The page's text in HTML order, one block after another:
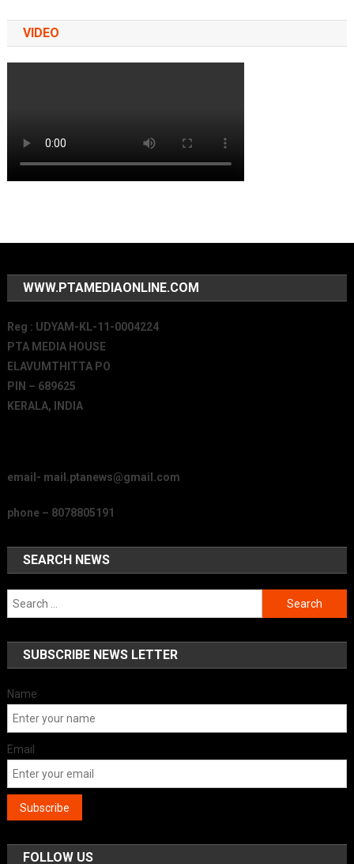
VIDEO
WWW.PTAMEDIAONLINE.COM
Reg : UDYAM-KL-11-0004224
PTA MEDIA HOUSE
ELAVUMTHITTA PO
PIN – 689625
KERALA, INDIA
email- mail.ptanews@gmail.com
phone – 8078805191
SEARCH NEWS
Search
for:
SUBSCRIBE NEWS LETTER
Name
Email
FOLLOW US